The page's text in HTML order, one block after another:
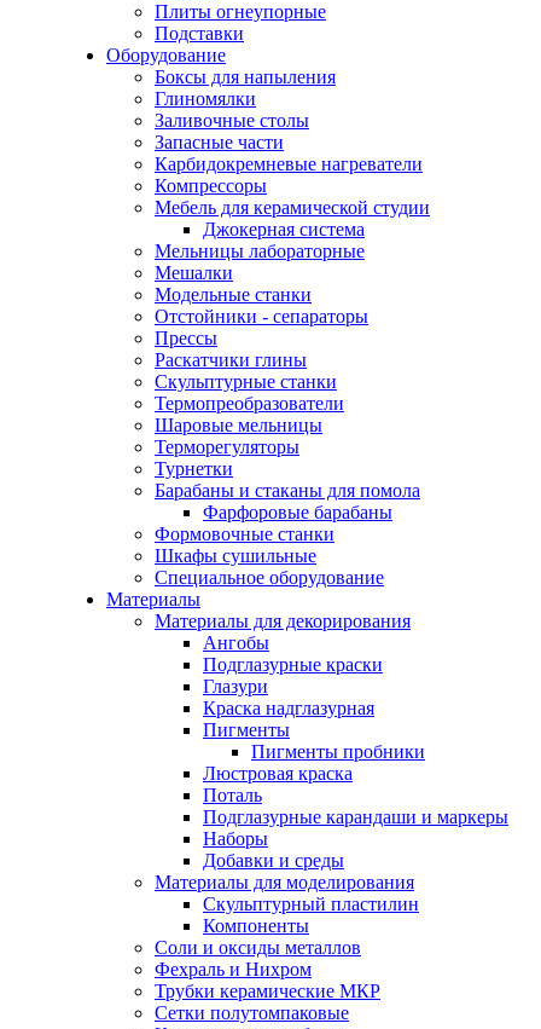
Плиты огнеупорные
Подставки
Оборудование
Боксы для напыления
Глиномялки
Заливочные столы
Запасные части
Карбидокремневые нагреватели
Компрессоры
Мебель для керамической студии
Джокерная система
Мельницы лабораторные
Мешалки
Модельные станки
Отстойники - сепараторы
Прессы
Раскатчики глины
Скульптурные станки
Термопреобразователи
Шаровые мельницы
Терморегуляторы
Турнетки
Барабаны и стаканы для помола
Фарфоровые барабаны
Формовочные станки
Шкафы сушильные
Специальное оборудование
Материалы
Материалы для декорирования
Ангобы
Подглазурные краски
Глазури
Краска надглазурная
Пигменты
Пигменты пробники
Люстровая краска
Поталь
Подглазурные карандаши и маркеры
Наборы
Добавки и среды
Материалы для моделирования
Скульптурный пластилин
Компоненты
Соли и оксиды металлов
Фехраль и Нихром
Трубки керамические МКР
Сетки полутомпаковые